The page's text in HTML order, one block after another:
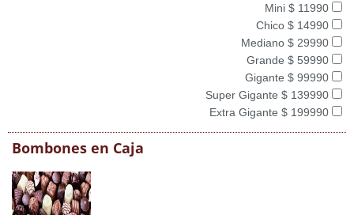
Mini $ 11990
Chico $ 14990
Mediano $ 29990
Grande $ 59990
Gigante $ 99990
Super Gigante $ 139990
Extra Gigante $ 199990
Bombones en Caja